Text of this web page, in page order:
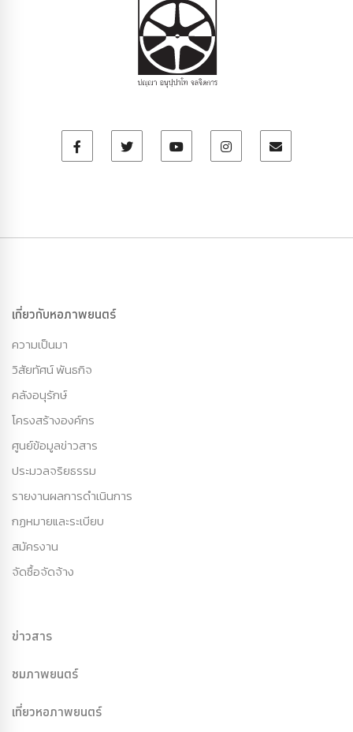
เกี่ยวกับหอภาพยนตร์
ความเป็นมา
วิสัยทัศน์ พันธกิจ
คลังอนุรักษ์
โครงสร้างองค์กร
ศูนย์ข้อมูลข่าวสาร
ประมวลจริยธรรม
รายงานผลการดำเนินการ
กฏหมายและระเบียบ
สมัครงาน
จัดซื้อจัดจ้าง
ข่าวสาร
ชมภาพยนตร์
เที่ยวหอภาพยนตร์